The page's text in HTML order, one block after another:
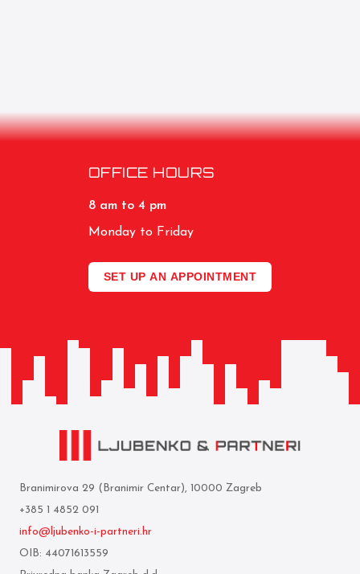
OFFICE HOURS
8 am to 4 pm
Monday to Friday
SET UP AN APPOINTMENT
Branimirova 29 (Branimir Centar), 10000 Zagreb
+385 1 4852 091
info@ljubenko-i-partneri.hr
OIB: 44071613559